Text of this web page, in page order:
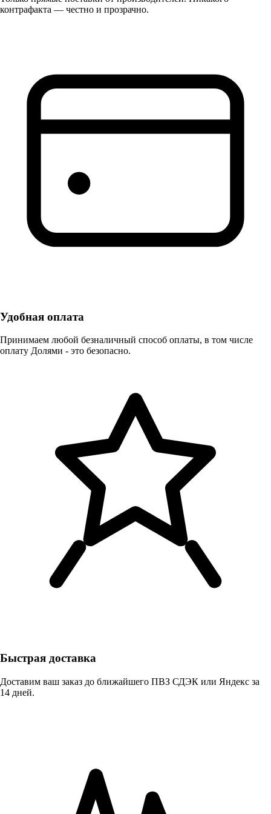
контрафакта — честно и прозрачно.
Удобная оплата
Принимаем любой безналичный способ оплаты, в том числе
оплату Долями - это безопасно.
Быстрая доставка
Доставим ваш заказ до ближайшего ПВЗ СДЭК или Яндекс за
14 дней.